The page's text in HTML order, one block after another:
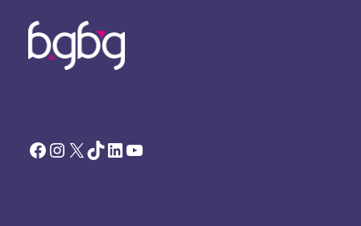
Facebook Instagram X TikTok LinkedIn YouTube